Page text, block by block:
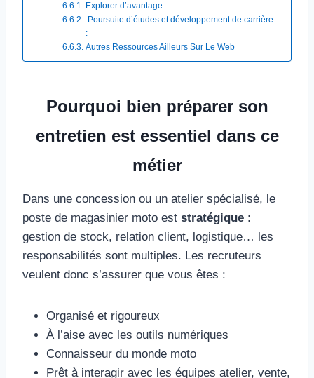
Explorer d’avantage :
Poursuite d’études et développement de carrière
: ​
Autres Ressources Ailleurs Sur Le Web​
Pourquoi bien préparer son
entretien est essentiel dans ce
métier
Dans une concession ou un atelier spécialisé, le
poste de magasinier moto est stratégique :
gestion de stock, relation client, logistique… les
responsabilités sont multiples. Les recruteurs
veulent donc s’assurer que vous êtes :
Organisé et rigoureux
À l’aise avec les outils numériques
Connaisseur du monde moto
Prêt à interagir avec les équipes atelier, vente,